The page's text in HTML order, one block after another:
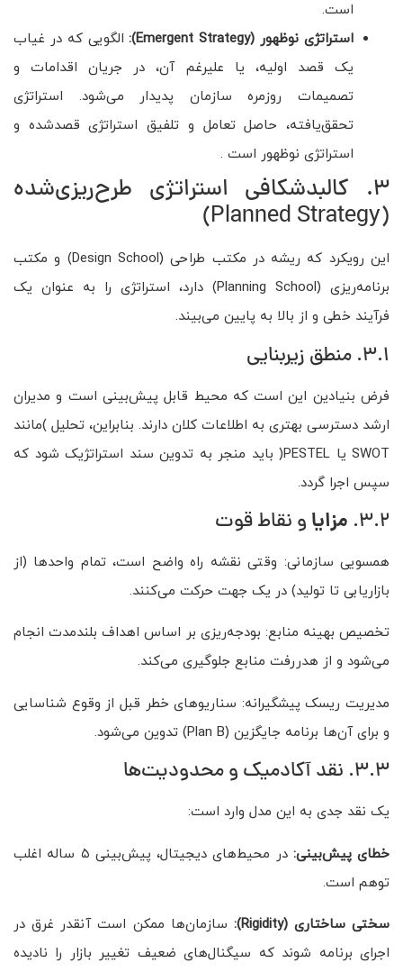
است.
استراتژی نوظهور(Emergent Strategy):
الگویی که در غیاب
یک قصد اولیه، یا علیرغم آن، در جریان اقدامات و
تصمیمات روزمره سازمان پدیدار می‌شود. استراتژی
تحقق‌یافته، حاصل تعامل و تلفیق استراتژی قصدشده و
استراتژی نوظهور است .
3. کالبدشکافی استراتژی طرح‌ریزی‌شده
(Planned Strategy)
این رویکرد که ریشه در مکتب طراحی (Design School) و مکتب
برنامه‌ریزی (Planning School) دارد، استراتژی را به عنوان یک
فرآیند خطی و از بالا به پایین می‌بیند.
3.1. منطق زیربنایی
فرض بنیادین این است که محیط قابل پیش‌بینی است و مدیران
ارشد دسترسی بهتری به اطلاعات کلان دارند. بنابراین، تحلیل )مانند
SWOT یا PESTEL( باید منجر به تدوین سند استراتژیک شود که
سپس اجرا گردد.
3.2. مزایا و نقاط قوت
همسویی سازمانی: وقتی نقشه راه واضح است، تمام واحدها (از
بازاریابی تا تولید) در یک جهت حرکت می‌کنند.
تخصیص بهینه منابع: بودجه‌ریزی بر اساس اهداف بلندمدت انجام
می‌شود و از هدررفت منابع جلوگیری می‌کند.
مدیریت ریسک پیشگیرانه: سناریوهای خطر قبل از وقوع شناسایی
و برای آن‌ها برنامه جایگزین (Plan B) تدوین می‌شود.
3.3. نقد آکادمیک و محدودیت‌ها
یک نقد جدی به این مدل وارد است:
خطای پیش‌بینی:
در محیط‌های دیجیتال، پیش‌بینی ۵ ساله اغلب
توهم است.
سختی ساختاری (Rigidity
): سازمان‌ها ممکن است آنقدر غرق در
اجرای برنامه شوند که سیگنال‌های ضعیف تغییر بازار را نادیده